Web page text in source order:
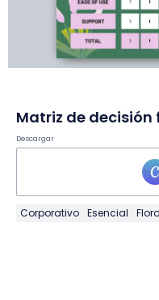
Matriz de
Descargar
Corporativo Esencial